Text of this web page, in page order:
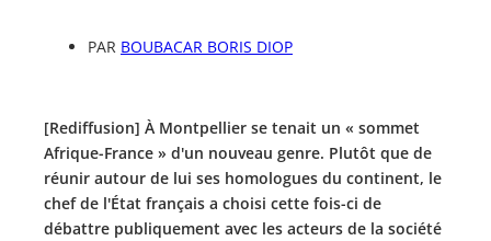
PAR BOUBACAR BORIS DIOP
[Rediffusion] À Montpellier se tenait un « sommet
Afrique-France » d'un nouveau genre. Plutôt que de
réunir autour de lui ses homologues du continent, le
chef de l'État français a choisi cette fois-ci de
débattre publiquement avec les acteurs de la société